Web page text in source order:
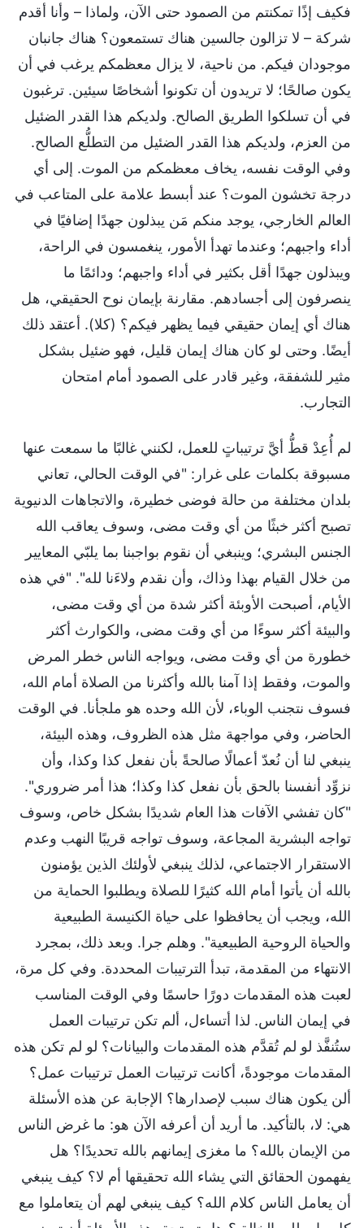
فكيف إذًا تمكنتم من الصمود حتى الآن، ولماذا – وأنا أقدم
شركة – لا تزالون جالسين هناك تستمعون؟ هناك جانبان
موجودان فيكم. من ناحية، لا يزال معظمكم يرغب في أن
يكون صالحًا؛ لا تريدون أن تكونوا أشخاصًا سيئين. ترغبون
في أن تسلكوا الطريق الصالح. ولديكم هذا القدر الضئيل
من العزم، ولديكم هذا القدر الضئيل من التطلُّع الصالح.
وفي الوقت نفسه، يخاف معظمكم من الموت. إلى أي
درجة تخشون الموت؟ عند أبسط علامة على المتاعب في
العالم الخارجي، يوجد منكم مَن يبذلون جهدًا إضافيًا في
أداء واجبهم؛ وعندما تهدأ الأمور، ينغمسون في الراحة،
ويبذلون جهدًا أقل بكثير في أداء واجبهم؛ ودائمًا ما
ينصرفون إلى أجسادهم. مقارنة بإيمان نوح الحقيقي، هل
هناك أي إيمان حقيقي فيما يظهر فيكم؟ (كلا). أعتقد ذلك
أيضًا. وحتى لو كان هناك إيمان قليل، فهو ضئيل بشكل
مثير للشفقة، وغير قادر على الصمود أمام امتحان
التجارب.
لم أُعِدْ قطُّ أيَّ ترتيباتٍ للعمل، لكنني غالبًا ما سمعت عنها
مسبوقة بكلمات على غرار: "في الوقت الحالي، تعاني
بلدان مختلفة من حالة فوضى خطيرة، والاتجاهات الدنيوية
تصبح أكثر خبثًا من أي وقت مضى، وسوف يعاقب الله
الجنس البشري؛ وينبغي أن نقوم بواجبنا بما يلبّي المعايير
من خلال القيام بهذا وذاك، وأن نقدم ولاءَنا لله". "في هذه
الأيام، أصبحت الأوبئة أكثر شدة من أي وقت مضى،
والبيئة أكثر سوءًا من أي وقت مضى، والكوارث أكثر
خطورة من أي وقت مضى، ويواجه الناس خطر المرض
والموت، وفقط إذا آمنا بالله وأكثرنا من الصلاة أمام الله،
فسوف نتجنب الوباء، لأن الله وحده هو ملجأنا. في الوقت
الحاضر، وفي مواجهة مثل هذه الظروف، وهذه البيئة،
ينبغي لنا أن نُعدّ أعمالًا صالحةً بأن نفعل كذا وكذا، وأن
نزوِّد أنفسنا بالحق بأن نفعل كذا وكذا؛ هذا أمر ضروري".
"كان تفشي الآفات هذا العام شديدًا بشكل خاص، وسوف
تواجه البشرية المجاعة، وسوف تواجه قريبًا النهب وعدم
الاستقرار الاجتماعي، لذلك ينبغي لأولئك الذين يؤمنون
بالله أن يأتوا أمام الله كثيرًا للصلاة ويطلبوا الحماية من
الله، ويجب أن يحافظوا على حياة الكنيسة الطبيعية
والحياة الروحية الطبيعية". وهلم جرا. وبعد ذلك، بمجرد
الانتهاء من المقدمة، تبدأ الترتيبات المحددة. وفي كل مرة،
لعبت هذه المقدمات دورًا حاسمًا وفي الوقت المناسب
في إيمان الناس. لذا أتساءل، ألم تكن ترتيبات العمل
ستُنفَّذ لو لم تُقدَّم هذه المقدمات والبيانات؟ لو لم تكن هذه
المقدمات موجودةً، أكانت ترتيبات العمل ترتيبات عمل؟
ألن يكون هناك سبب لإصدارها؟ الإجابة عن هذه الأسئلة
هي: لا، بالتأكيد. ما أريد أن أعرفه الآن هو: ما غرض الناس
من الإيمان بالله؟ ما مغزى إيمانهم بالله تحديدًا؟ هل
يفهمون الحقائق التي يشاء الله تحقيقها أم لا؟ كيف ينبغي
أن يعامل الناس كلام الله؟ كيف ينبغي لهم أن يتعاملوا مع